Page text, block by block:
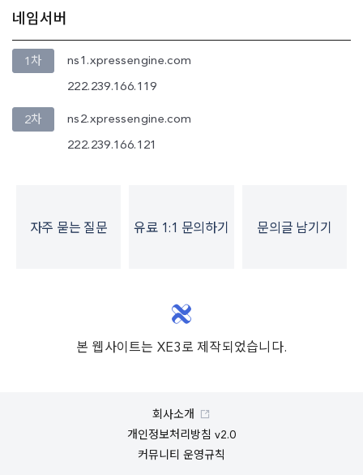
네임서버
1차 ns1.xpressengine.com
222.239.166.119
2차 ns2.xpressengine.com
222.239.166.121
자주 묻는 질문 유료 1:1 문의하기 문의글 남기기
본 웹사이트는 XE3로 제작되었습니다.
회사소개
개인정보처리방침 v2.0
커뮤니티 운영규칙